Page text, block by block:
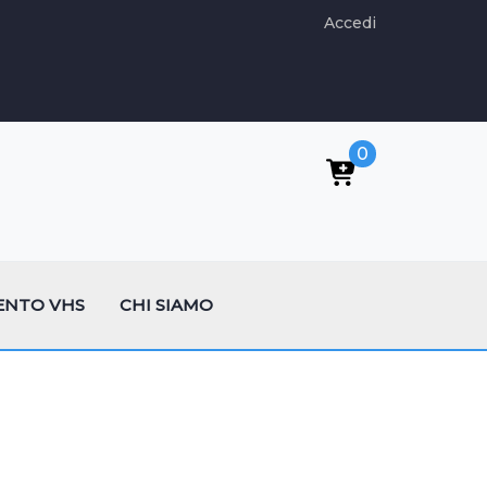
Accedi
0
VHS CHI SIAMO